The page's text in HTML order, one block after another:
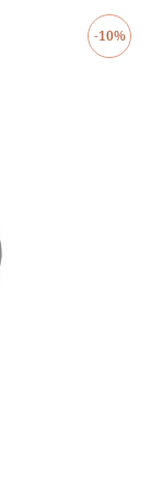
-10%